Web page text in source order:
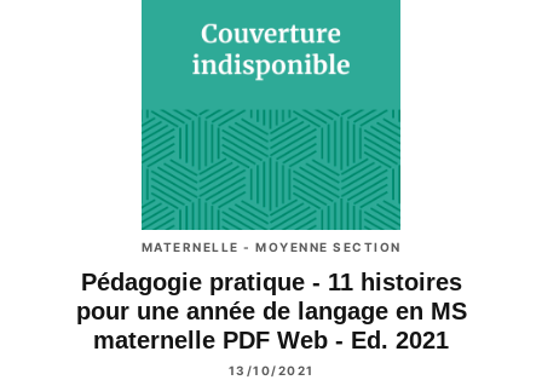
MATERNELLE - MOYENNE SECTION
Pédagogie pratique - 11 histoires
pour une année de langage en MS
maternelle PDF Web - Ed. 2021
13/10/2021